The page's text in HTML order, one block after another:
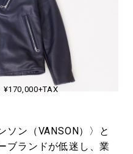
¥170,000+TAX
ソン（VANSON）〉と
ブランドが低迷し、業